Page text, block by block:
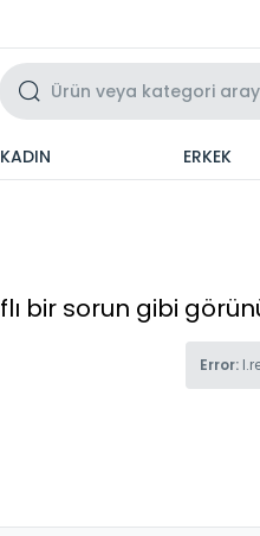
KADIN ERKEK
bir sorun gibi
Error: